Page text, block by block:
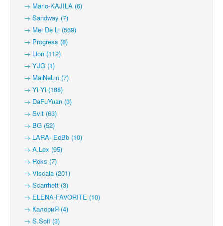
→ Mario-KAJILA (6)
→ Sandway (7)
→ Mei De Li (569)
→ Progress (8)
→ Lion (112)
→ YJG (1)
→ MaiNeLin (7)
→ Yi Yi (188)
→ DaFuYuan (3)
→ Svit (63)
→ BG (52)
→ LARA- EeBb (10)
→ A.Lex (95)
→ Roks (7)
→ Viscala (201)
→ Scarrhett (3)
→ ELENA-FAVORITE (10)
→ КалориЯ (4)
→ S.Sofi (3)